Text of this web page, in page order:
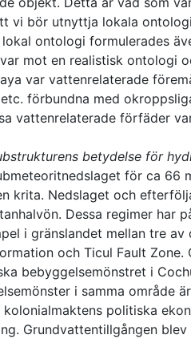
vi bör utnyttja lokala
ontologi formulerades
mot en realistisk ontologi
var vattenrelaterade
förbundna med
vattenrelaterade förfäder
betydelse för
för ca 66
krita. Nedslaget och
Dessa regimer har
i gränslandet mellan tre av
och Ticul Fault
bebyggelsemönstret i
i samma område
kolonialmaktens politiska
Grundvattentillgången